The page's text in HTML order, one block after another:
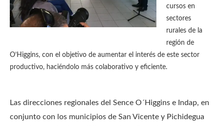
cursos en
sectores
rurales de la
región de
O’Higgins, con el objetivo de aumentar el interés de este sector
productivo, haciéndolo más colaborativo y eficiente.
Las direcciones regionales del Sence O´Higgins e Indap, en
conjunto con los municipios de San Vicente y Pichidegua